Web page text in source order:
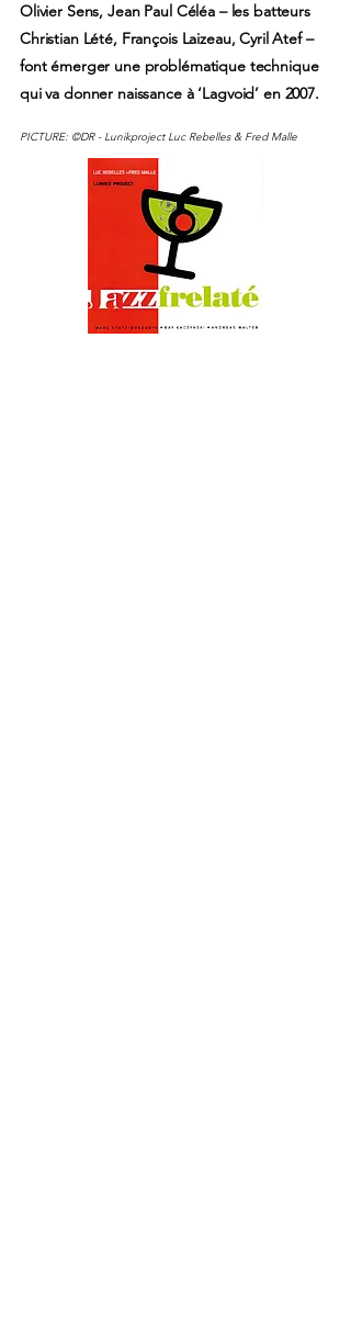
Olivier Sens, Jean Paul Céléa – les batteurs
Christian Lété, François Laizeau, Cyril Atef –
font émerger une problématique technique
qui va donner naissance à ‘Lagvoid’ en 2007.
PICTURE: ©DR- Lunikproject Luc Rebelles & Fred Malle​